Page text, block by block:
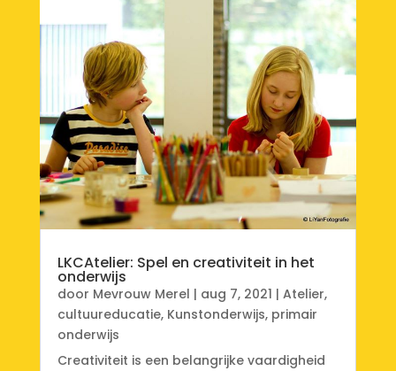
LKCAtelier: Spel en creativiteit in het
onderwijs
door Mevrouw Merel | aug 7, 2021 | Atelier,
cultuureducatie, Kunstonderwijs, primair
onderwijs
Creativiteit is een belangrijke vaardigheid